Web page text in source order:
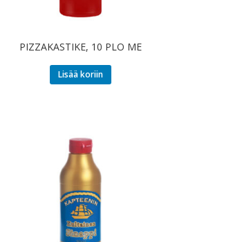
PIZZAKASTIKE, 10 PLO ME
Lisää koriin